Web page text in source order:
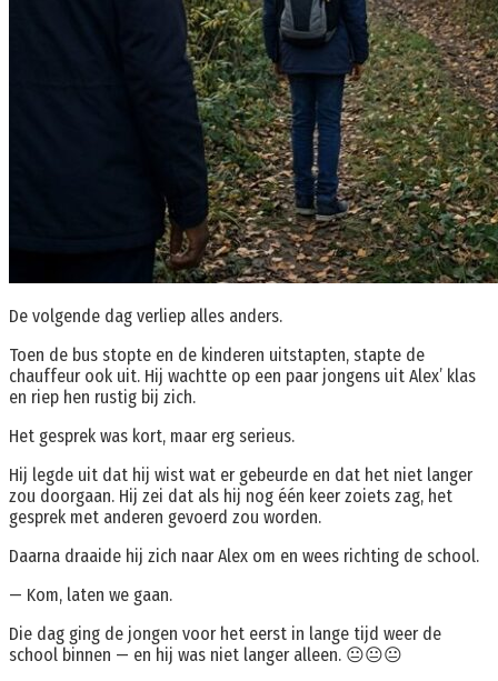
De volgende dag verliep alles anders.
Toen de bus stopte en de kinderen uitstapten, stapte de
chauffeur ook uit. Hij wachtte op een paar jongens uit Alex’ klas
en riep hen rustig bij zich.
Het gesprek was kort, maar erg serieus.
Hij legde uit dat hij wist wat er gebeurde en dat het niet langer
zou doorgaan. Hij zei dat als hij nog één keer zoiets zag, het
gesprek met anderen gevoerd zou worden.
Daarna draaide hij zich naar Alex om en wees richting de school.
— Kom, laten we gaan.
Die dag ging de jongen voor het eerst in lange tijd weer de
school binnen — en hij was niet langer alleen. 😐😐😐